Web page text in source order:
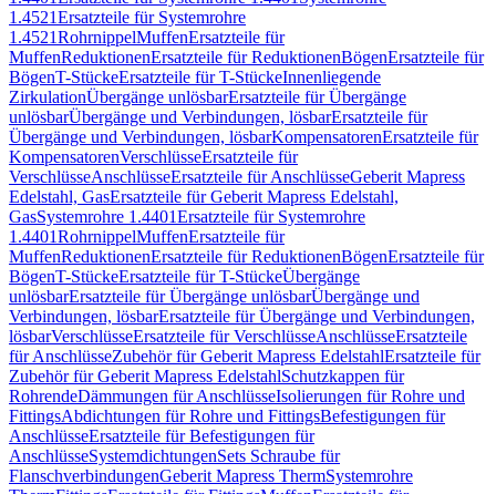
1.4521Ersatzteile für Systemrohre
1.4521RohrnippelMuffenErsatzteile für
MuffenReduktionenErsatzteile für ReduktionenBögenErsatzteile für
BögenT-StückeErsatzteile für T-StückeInnenliegende
ZirkulationÜbergänge unlösbarErsatzteile für Übergänge
unlösbarÜbergänge und Verbindungen, lösbarErsatzteile für
Übergänge und Verbindungen, lösbarKompensatorenErsatzteile für
KompensatorenVerschlüsseErsatzteile für
VerschlüsseAnschlüsseErsatzteile für AnschlüsseGeberit Mapress
Edelstahl, GasErsatzteile für Geberit Mapress Edelstahl,
GasSystemrohre 1.4401Ersatzteile für Systemrohre
1.4401RohrnippelMuffenErsatzteile für
MuffenReduktionenErsatzteile für ReduktionenBögenErsatzteile für
BögenT-StückeErsatzteile für T-StückeÜbergänge
unlösbarErsatzteile für Übergänge unlösbarÜbergänge und
Verbindungen, lösbarErsatzteile für Übergänge und Verbindungen,
lösbarVerschlüsseErsatzteile für VerschlüsseAnschlüsseErsatzteile
für AnschlüsseZubehör für Geberit Mapress EdelstahlErsatzteile für
Zubehör für Geberit Mapress EdelstahlSchutzkappen für
RohrendeDämmungen für AnschlüsseIsolierungen für Rohre und
FittingsAbdichtungen für Rohre und FittingsBefestigungen für
AnschlüsseErsatzteile für Befestigungen für
AnschlüsseSystemdichtungenSets Schraube für
FlanschverbindungenGeberit Mapress ThermSystemrohre